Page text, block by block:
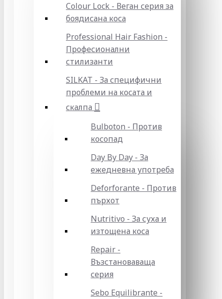
Colour Lock - Веган серия за
боядисана коса
Professional Hair Fashion -
Професионални
стилизанти
SILKAT - За специфични
проблеми на косата и
скалпа
Bulboton - Против
косопад
Day By Day - За
ежедневна употреба
Deforforante - Против
пърхот
Nutritivo - За суха и
изтощена коса
Repair -
Възстановаваща
серия
Sebo Equilibrante -